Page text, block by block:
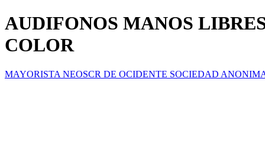
AUDIFONOS MANOS
COLOR
MAYORISTA NEOSCR DE OCIDENTE SOCIEDAD